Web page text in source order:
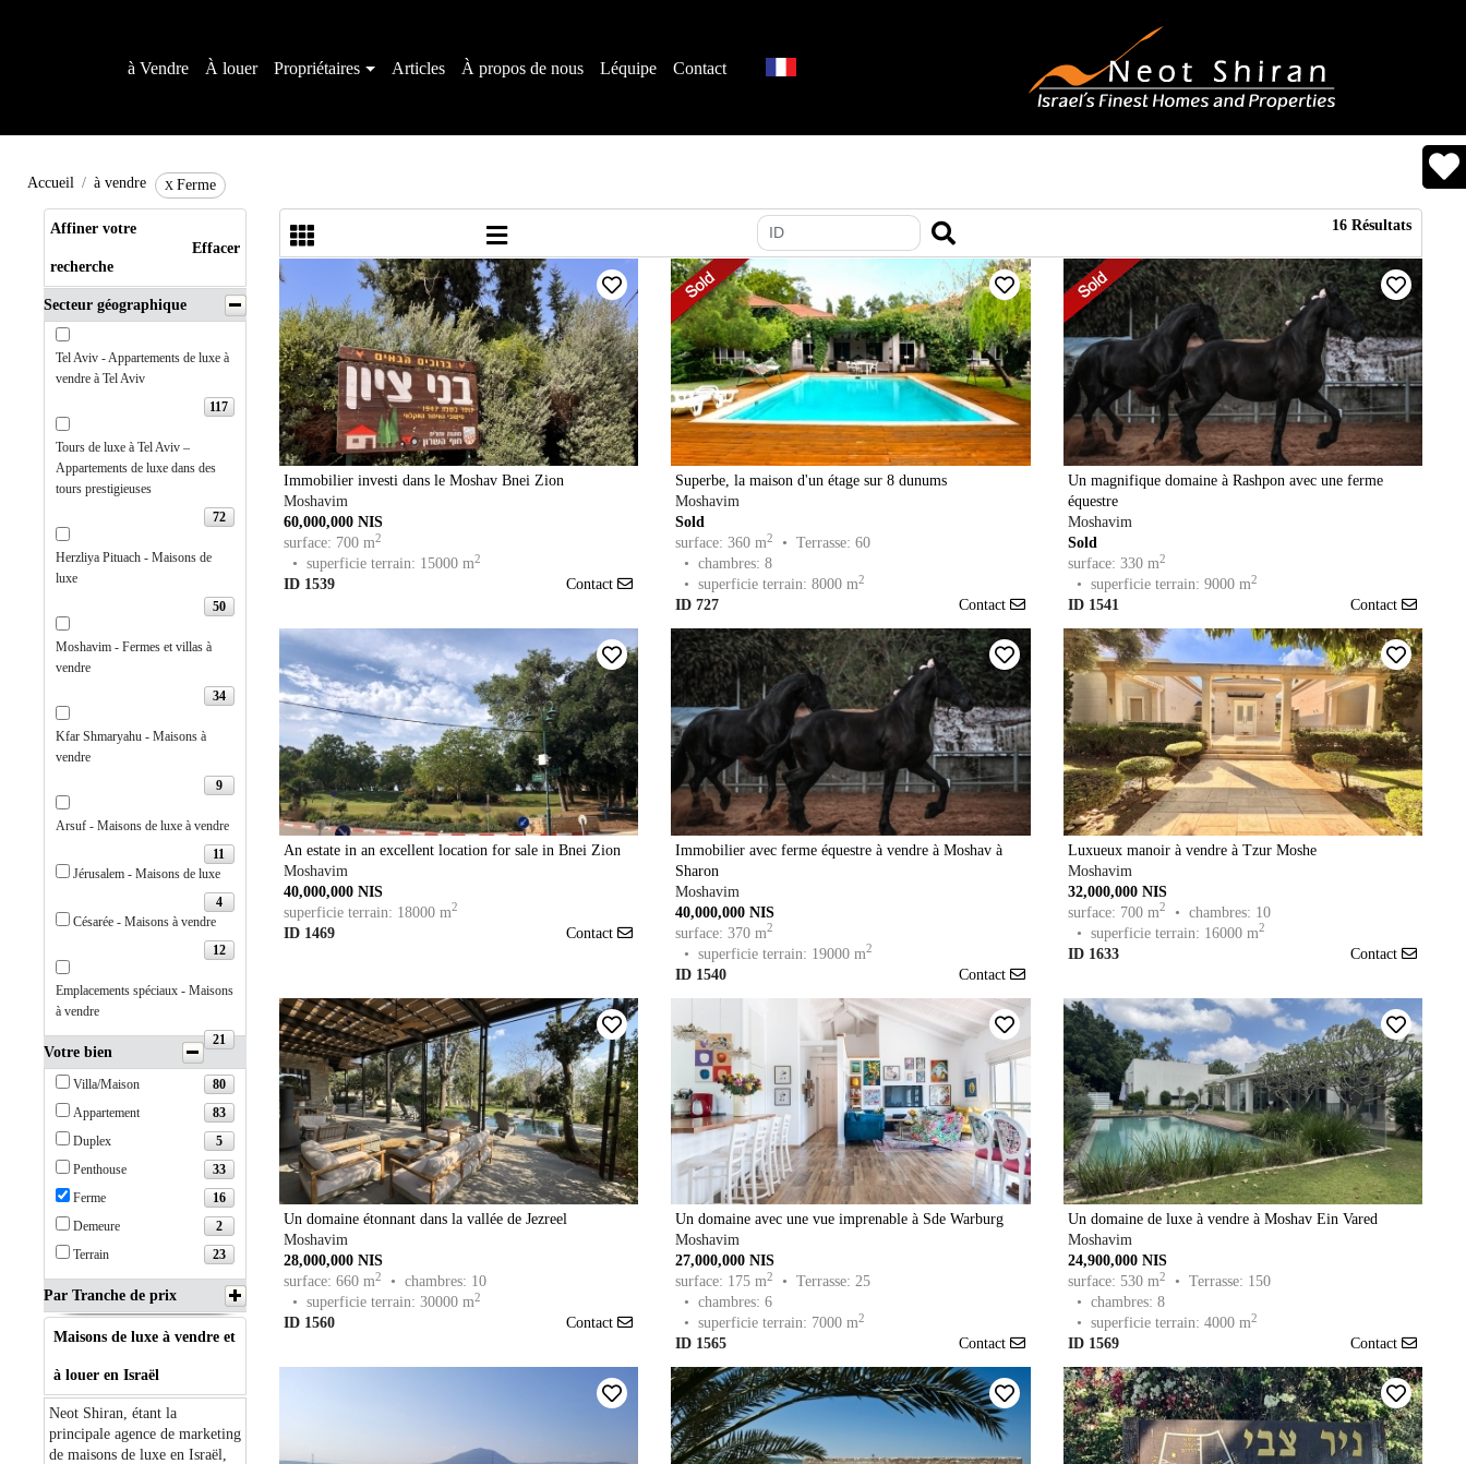
à Vendre À louer Propriétaires Articles À propos de nous Léquipe Contact
Accueil à vendre X Ferme
Affiner votre
recherche
Effacer
Secteur géographique
Tel Aviv - Appartements de luxe à
vendre à Tel Aviv
117
Tours de luxe à Tel Aviv –
Appartements de luxe dans des
tours prestigieuses
72
Herzliya Pituach - Maisons de
luxe
50
Moshavim - Fermes et villas à
vendre
34
Kfar Shmaryahu - Maisons à
vendre
9
Arsuf - Maisons de luxe à vendre
11
Jérusalem - Maisons de luxe
4
Césarée - Maisons à vendre
12
Emplacements spéciaux - Maisons
à vendre
21
Votre bien
Villa/Maison 80
Appartement 83
Duplex 5
Penthouse 33
Ferme 16
Demeure 2
Terrain 23
Par Tranche de prix
Maisons de luxe à vendre et
à louer en Israël
Neot Shiran, étant la
principale agence de marketing
de maisons de luxe en Israël,
16Résultats
Immobilier investi dans le Moshav Bnei Zion
Moshavim
60,000,000 NIS
surface: 700 m2
• superficie terrain: 15000 m2
ID 1539 Contact
Superbe, la maison d'un étage sur 8 dunums
Moshavim
Sold
surface: 360 m2
• Terrasse: 60
• chambres: 8
• superficie terrain: 8000 m2
ID 727 Contact
Un magnifique domaine à Rashpon avec une ferme
équestre
Moshavim
Sold
surface: 330 m2
• superficie terrain: 9000 m2
ID 1541 Contact
An estate in an excellent location for sale in Bnei Zion
Moshavim
40,000,000 NIS
superficie terrain: 18000 m2
ID 1469 Contact
Immobilier avec ferme équestre à vendre à Moshav à
Sharon
Moshavim
40,000,000 NIS
surface: 370 m2
• superficie terrain: 19000 m2
ID 1540 Contact
Luxueux manoir à vendre à Tzur Moshe
Moshavim
32,000,000 NIS
surface: 700 m2
• chambres: 10
• superficie terrain: 16000 m2
ID 1633 Contact
Un domaine étonnant dans la vallée de Jezreel
Moshavim
28,000,000 NIS
surface: 660 m2
• chambres: 10
• superficie terrain: 30000 m2
ID 1560 Contact
Un domaine avec une vue imprenable à Sde Warburg
Moshavim
27,000,000 NIS
surface: 175 m2
• Terrasse: 25
• chambres: 6
• superficie terrain: 7000 m2
ID 1565 Contact
Un domaine de luxe à vendre à Moshav Ein Vared
Moshavim
24,900,000 NIS
surface: 530 m2
• Terrasse: 150
• chambres: 8
• superficie terrain: 4000 m2
ID 1569 Contact